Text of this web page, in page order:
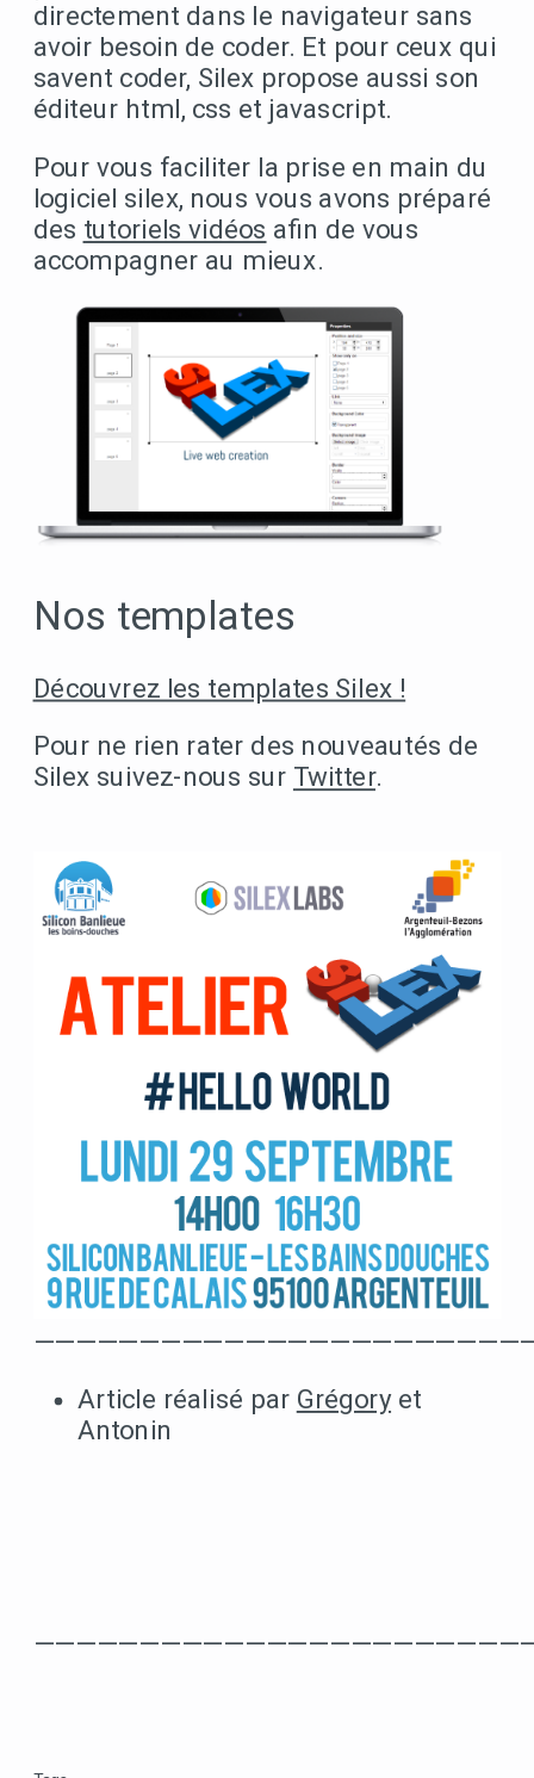
directement dans le navigateur sans
avoir besoin de coder. Et pour ceux qui
savent coder, Silex propose aussi son
éditeur html, css et javascript.
Pour vous faciliter la prise en main du
logiciel silex, nous vous avons préparé
des tutoriels vidéos afin de vous
accompagner au mieux.
Nos templates
Découvrez les templates Silex !
Pour ne rien rater des nouveautés de
Silex suivez-nous sur Twitter.
Article réalisé par Grégoryet
Antonin